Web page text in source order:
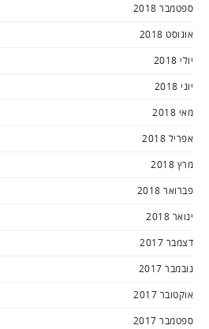
ספטמבר 2018
אוגוסט 2018
יולי 2018
יוני 2018
מאי 2018
אפריל 2018
מרץ 2018
פברואר 2018
ינואר 2018
דצמבר 2017
נובמבר 2017
אוקטובר 2017
ספטמבר 2017